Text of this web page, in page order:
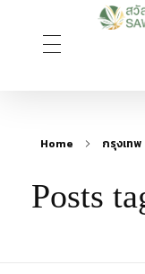
Home กรุงเทพ
Posts